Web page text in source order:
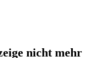
nicht mehr